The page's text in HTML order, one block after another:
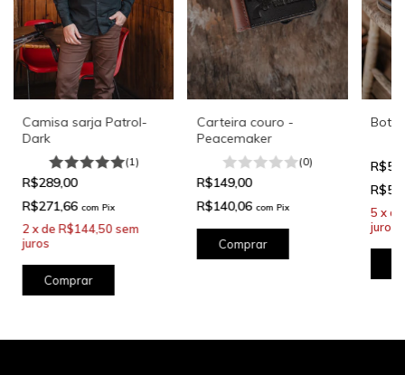
Camisa sarja Patrol-
Dark
(1)
R$289,00
R$271,66 com Pix
2 xde R$144,50 sem
juros
Comprar
Carteira couro -
Peacemaker
(0)
R$149,00
R$140,06 com Pix
Bota
5 x
juros